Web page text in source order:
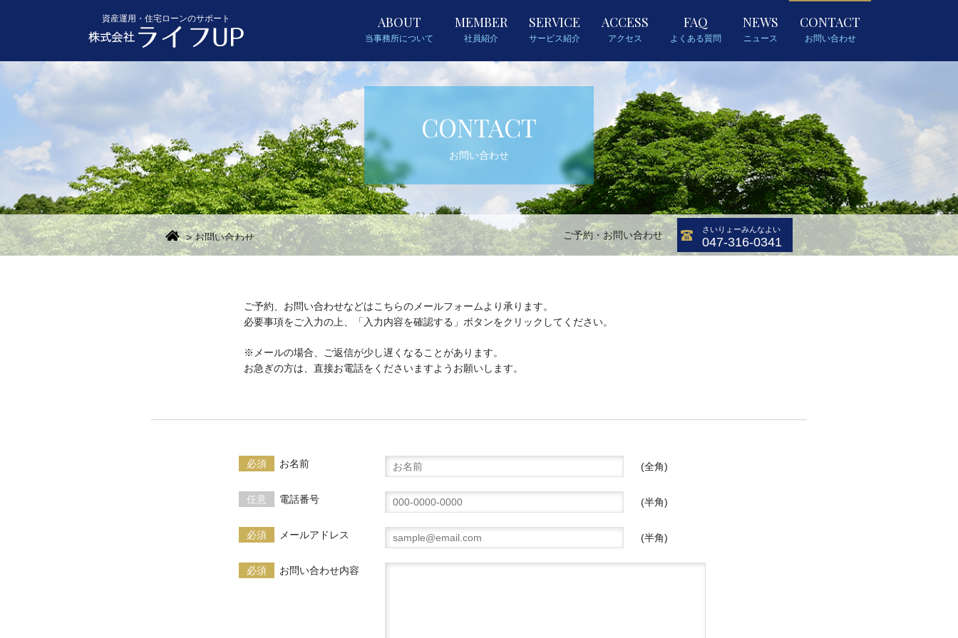
資産運用・住宅ローンのサポート ABOUT
当事務所について
MEMBER
社員紹介
SERVICE
サービス紹介
ACCESS
アクセス
FAQ
よくある質問
NEWS
ニュース
CONTACT
お問い合わせ
CONTACT
お問い合わせ
>お問い合わせ ご予約・お問い合わせ さいりょーみんなよい
047-316-0341
ご予約、お問い合わせなどはこちらのメールフォームより承ります。
必要事項をご入力の上、「入力内容を確認する」ボタンをクリックしてください。
※メールの場合、ご返信が少し遅くなることがあります。
お急ぎの方は、直接お電話をくださいますようお願いします。
必須 お名前 (全角)
任意 電話番号 (半角)
必須 メールアドレス (半角)
必須 お問い合わせ内容